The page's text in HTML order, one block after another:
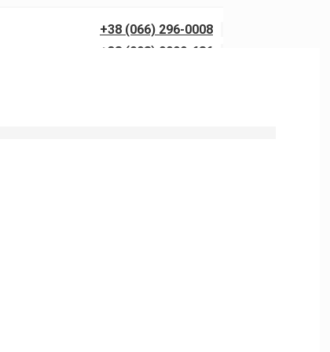
+38 (066) 296-0008
+38 (098) 0099-686
от 150 до 300 бар с